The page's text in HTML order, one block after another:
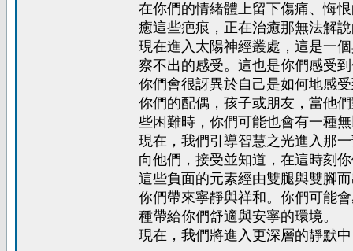
在你們的情緒體上留下傷痛、悔
癒這些疤痕，正在治癒那無法解
現在進入太陽神經叢處，這是一
察不出的感受。這也是你們感受
你們會很訝異於自己是如何地感
你們的配偶，孩子或朋友，當他
些困難時，你們可能也會有一種
現在，我們引導智慧之光進入那
向他們，接受並知道，在這時刻
這些負面的元素經由雙腿與雙腳
你們帶來寧靜與祥和。你們可能
種帶給你們舒適與安寧的環境。
現在，我們將進入更深層的靜默